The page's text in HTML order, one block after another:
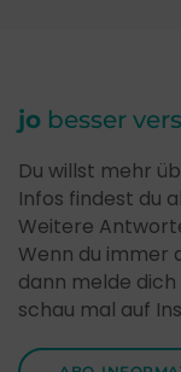
jo besser
Du willst mehr
Infos findest du
Weitere
Wenn du
dann melde
schau mal auf